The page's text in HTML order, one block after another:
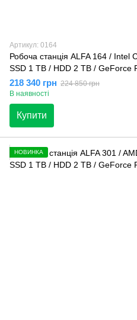
Артикул: 0164
Робоча станція ALFA 164 /
SSD 1 TB / HDD 2 TB / GeForce
218 340 грн 224 850 грн
В наявності
Купити
НОВИНКА